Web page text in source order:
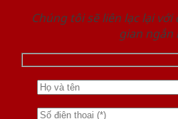
Chúng tôi sẽ liên lạc lại
gian ngắn